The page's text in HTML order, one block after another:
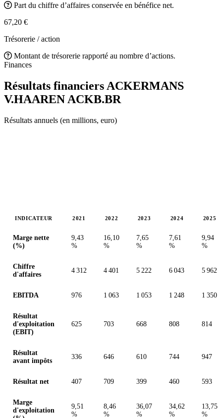
Part du chiffre d’affaires conservée en bénéfice net.
67,20 €
Trésorerie / action
Montant de trésorerie rapporté au nombre d’actions.
Finances
Résultats financiers ACKERMANS
V.HAAREN ACKB.BR
Résultats annuels (en millions, euro)
INDICATEUR 2021 2022 2023 2024 2025
Marge nette
(%)
9,43
%
16,10
%
7,65
%
7,61
%
9,94
%
Chiffre
d'affaires
4 312 4 401 5 222 6 043 5 962
EBITDA 976 1 063 1 053 1 248 1 350
Résultat
d'exploitation
(EBIT)
625 703 668 808 814
Résultat
avant impôts
336 646 610 744 947
Résultat net 407 709 399 460 593
Marge
d'exploitation
9,51
%
8,46
%
36,07
%
34,62
%
13,75
%